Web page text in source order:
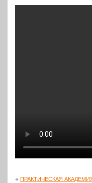
« ПРАКТИЧЕСКАЯ